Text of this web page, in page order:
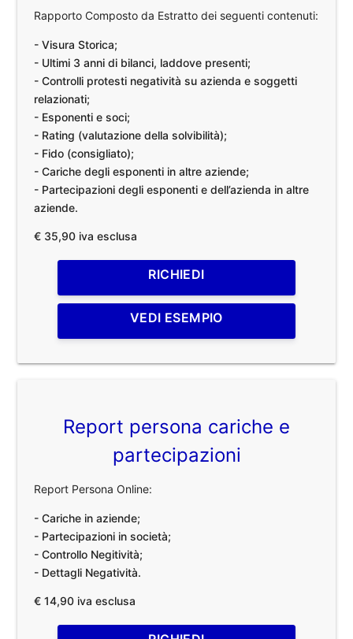
Rapporto Composto da Estratto dei seguenti contenuti:
- Visura Storica;
- Ultimi 3 anni di bilanci, laddove presenti;
- Controlli protesti negatività su azienda e soggetti
relazionati;
- Esponenti e soci;
- Rating (valutazione della solvibilità);
- Fido (consigliato);
- Cariche degli esponenti in altre aziende;
- Partecipazioni degli esponenti e dell’azienda in altre
aziende.
€ 35,90 iva esclusa
RICHIEDI
VEDI ESEMPIO
Report persona cariche e
partecipazioni
Report Persona Online:
- Cariche in aziende;
- Partecipazioni in società;
- Controllo Negitività;
- Dettagli Negatività.
€ 14,90 iva esclusa